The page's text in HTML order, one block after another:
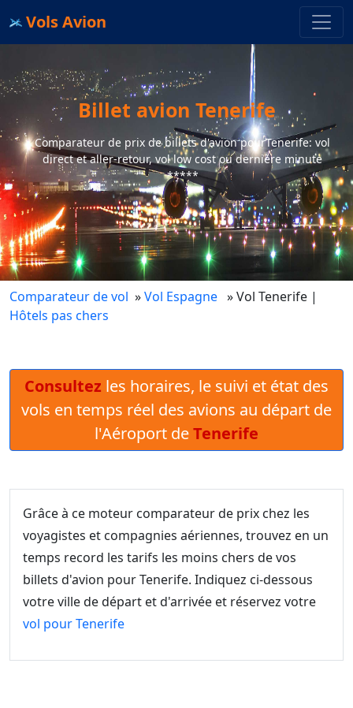
Vols Avion
Billet avion Tenerife
Comparateur de prix de billets d'avion pourTenerife: vol
direct et aller-retour, vol low cost ou dernière minute
*****
Comparateur de vol »Vol Espagne » Vol Tenerife |
Hôtels pas chers
Consultez les horaires, le suivi et état des
vols en temps réel des avions au départ de
l'Aéroport deTenerife
Grâce à ce moteur comparateur de prix chez les
voyagistes et compagnies aériennes, trouvez en un
temps record les tarifs les moins chers de vos
billets d'avion pour Tenerife. Indiquez ci-dessous
votre ville de départ et d'arrivée et réservez votre
vol pour Tenerife